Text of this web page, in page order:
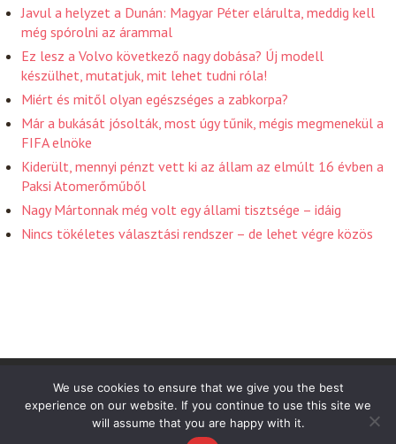
Javul a helyzet a Dunán: Magyar Péter elárulta, meddig kell
még spórolni az árammal
Ez lesz a Volvo következő nagy dobása? Új modell
készülhet, mutatjuk, mit lehet tudni róla!
Miért és mitől olyan egészséges a zabkorpa?
Már a bukását jósolták, most úgy tűnik, mégis megmenekül a
FIFA elnöke
Kiderült, mennyi pénzt vett ki az állam az elmúlt 16 évben a
Paksi Atomerőműből
Nagy Mártonnak még volt egy állami tisztsége – idáig
Nincs tökéletes választási rendszer – de lehet végre közös
Friss Hirek 2026 . Powered by WordPress
We use cookies to ensure that we give you the best
experience on our website. If you continue to use this site we
will assume that you are happy with it.